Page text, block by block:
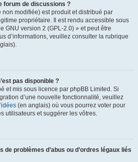
forum de discussions ?
modifiée) est produit et distribué par
propriétaire. Il est rendu accessible sous
GNU version 2 (GPL-2.0) » et peut être
d’informations, veuillez consulter la rubrique
pas disponible ?
et mis sous licence par phpBB Limited. Si
d’une nouvelle fonctionnalité, veuillez
(en anglais) où vous pourrez voter pour
utilisateurs et suggérer les vôtres.
de problèmes d’abus ou d’ordres légaux liés